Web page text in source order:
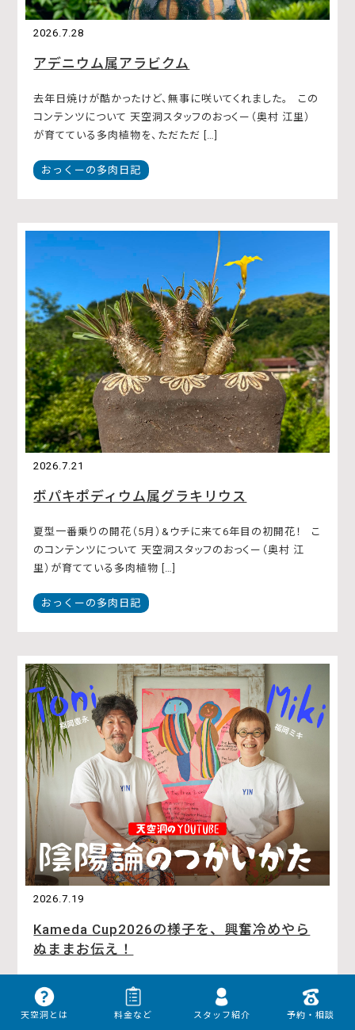
天空洞とは 料金など スタッフ紹介 予約・相談
2026.7.28
アデニウム属アラビクム
去年日焼けが酷かったけど、無事に咲いてくれました。 この
コンテンツについて 天空洞スタッフのおっくー（奥村 江里）
が育てている多肉植物を、ただただ […]
おっくーの多肉日記
2026.7.21
ボパキポディウム属グラキリウス
夏型一番乗りの開花（5月）&ウチに来て6年目の初開花！ こ
のコンテンツについて 天空洞スタッフのおっくー（奥村 江
里）が育てている多肉植物 […]
おっくーの多肉日記
2026.7.19
Kameda Cup2026の様子を、興奮冷めやら
ぬままお伝え！
このコンテンツについて 福岡豊永（とにい）と福岡ミキがお
送りするYOUTUBEコンテンツ「陰陽論のつかいかた」。神奈
川県葉山町でゆるっとのんびり中医学を実践して […]